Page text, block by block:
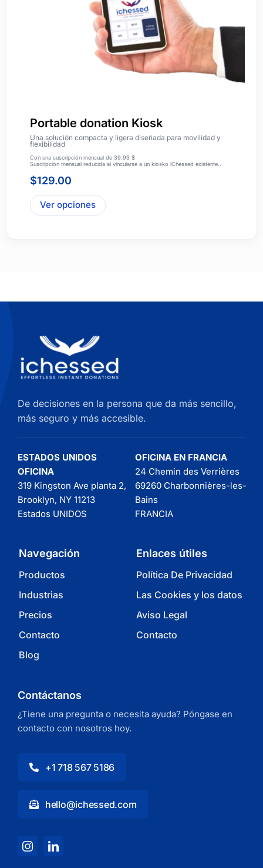
Portable donation Kiosk
Una solución compacta y ligera diseñada para movilidad y
flexibilidad
Con una suscripción mensual de 39.99 $
Suscripción mensual reducida al vincularse a un kiosko iChessed existente..
$129.00
Ver opciones
De decisiones en la persona que da más sencillo,
más seguro y más accesible.
ESTADOS UNIDOS
OFICINA
319 Kingston Ave planta 2,
Brooklyn, NY 11213
Estados UNIDOS
OFICINA EN FRANCIA
24 Chemin des Verrières
69260 Charbonnières-les-
Bains
FRANCIA
Navegación
Productos
Industrias
Precios
Contacto
Blog
Enlaces útiles
Política De Privacidad
Las Cookies y los datos
Aviso Legal
Contacto
Contáctanos
¿Tiene una pregunta o necesita ayuda? Póngase en
contacto con nosotros hoy.
+1 718 567 5186
hello@ichessed.com